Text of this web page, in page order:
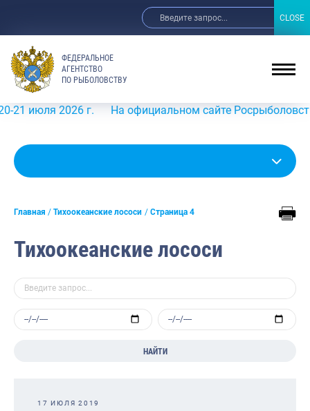
ФЕДЕРАЛЬНОЕ
АГЕНТСТВО
ПО РЫБОЛОВСТВУ
2026 г. На официальном сайте Росрыболовства в
Главная Тихоокеанские лососи Страница 4
Тихоокеанские лососи
НАЙТИ
17 ИЮЛЯ 2019
CLOSE
CLOSE